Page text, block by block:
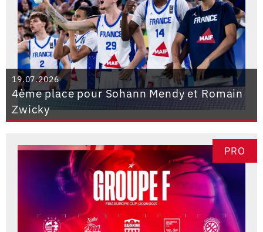
19.07.2026
4ème place pour Sohann Mendy et Romain
Zwicky
PRO